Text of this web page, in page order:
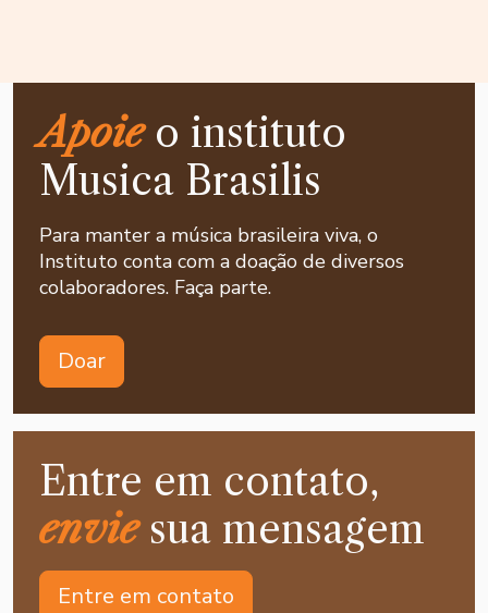
Apoieo instituto
Musica Brasilis
Para manter a música brasileira viva, o
Instituto conta com a doação de diversos
colaboradores. Faça parte.
Doar
Entre em contato,
enviesua mensagem
Entre em contato